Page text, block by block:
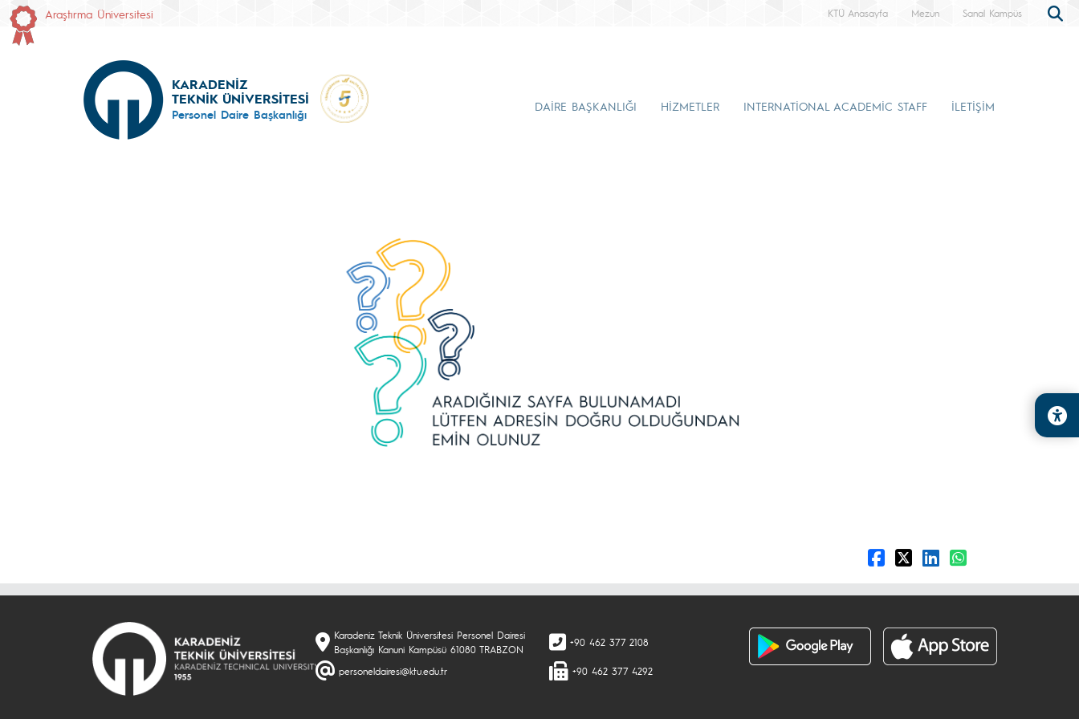
Araştırma Üniversitesi KTÜ Anasayfa Mezun Sanal Kampüs
KARADENİZ
TEKNİK ÜNİVERSİTESİ
Personel Daire Başkanlığı
DAİRE BAŞKANLIĞI HİZMETLER INTERNATİONAL ACADEMİC STAFF İLETİŞİM
Karadeniz Teknik Üniversitesi Personel Dairesi
Başkanlığı Kanuni Kampüsü 61080 TRABZON
personeldairesi@ktu.edu.tr
+90 462 377 2108
+90 462 377 4292